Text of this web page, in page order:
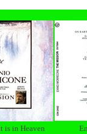
is in Heaven